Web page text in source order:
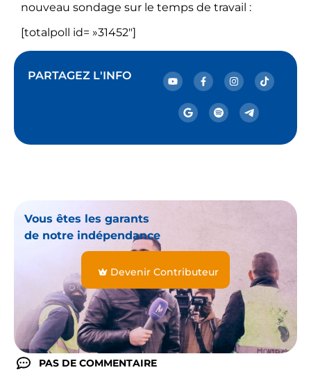
nouveau sondage sur le temps de travail :
[totalpoll id= »31452″]
PARTAGEZ L'INFO
Vous êtes les garants
de notre indépendance
Devenir Contributeur
PAS DE COMMENTAIRE